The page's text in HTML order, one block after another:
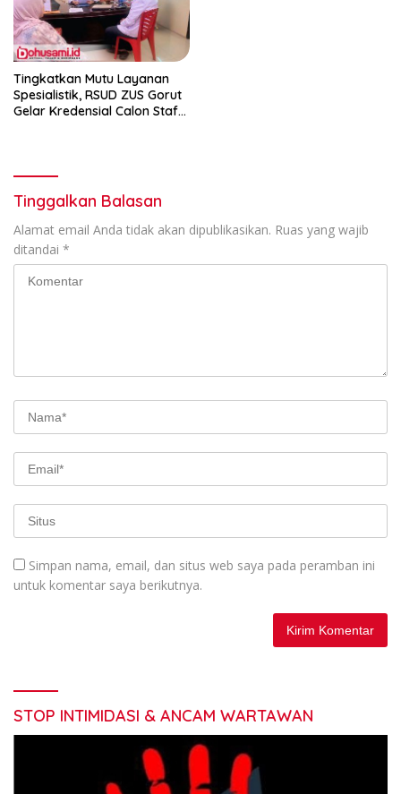
Tingkatkan Mutu Layanan
Spesialistik, RSUD ZUS Gorut
Gelar Kredensial Calon Staf
Tinggalkan Balasan
Alamat email Anda tidak akan dipublikasikan. Ruas yang wajib
ditandai *
Simpan nama, email, dan situs web saya pada peramban ini
untuk komentar saya berikutnya.
STOP INTIMIDASI & ANCAM WARTAWAN